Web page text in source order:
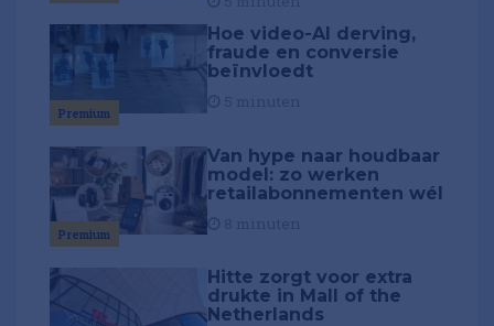
Premium
Hoe video-AI derving,
fraude en conversie
beïnvloedt
Premium
Van hype naar houdbaar
model: zo werken
retailabonnementen wél
Hitte zorgt voor extra
drukte in Mall of the
Netherlands